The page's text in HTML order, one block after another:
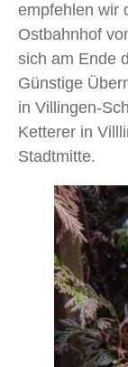
empfehlen wir
Ostbahnhof
sich am Ende
Günstige
in Villingen-
Ketterer in
Stadtmitte.